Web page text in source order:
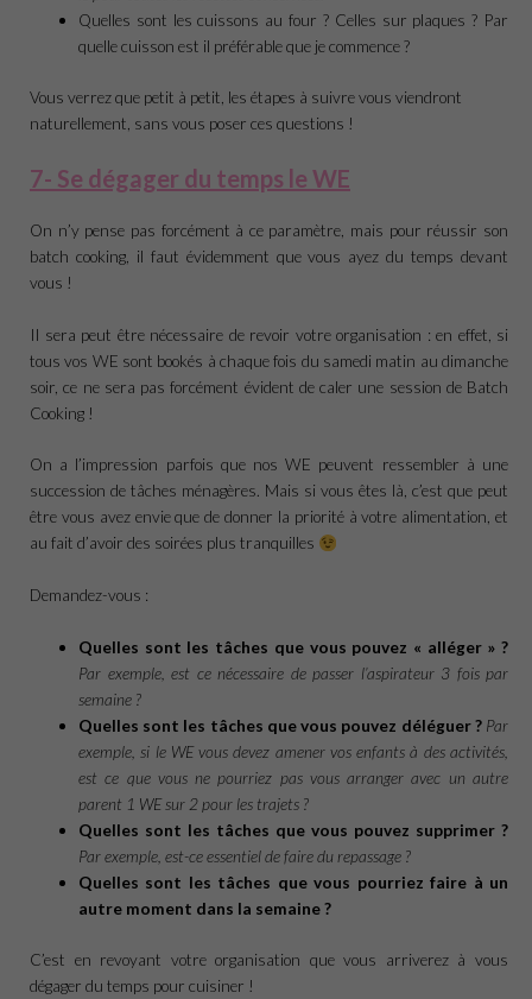
Quelles sont les cuissons au four ? Celles sur plaques ? Par
quelle cuisson est il préférable que je commence ?
Vous verrez que petit à petit, les étapes à suivre vous viendront
naturellement, sans vous poser ces questions !
7- Se dégager du temps le WE
On n’y pense pas forcément à ce paramètre, mais pour réussir son
batch cooking, il faut évidemment que vous ayez du temps devant
vous !
Il sera peut être nécessaire de revoir votre organisation : en effet, si
tous vos WE sont bookés à chaque fois du samedi matin au dimanche
soir, ce ne sera pas forcément évident de caler une session de Batch
Cooking !
On a l’impression parfois que nos WE peuvent ressembler à une
succession de tâches ménagères. Mais si vous êtes là, c’est que peut
être vous avez envie que de donner la priorité à votre alimentation, et
au fait d’avoir des soirées plus tranquilles
Demandez-vous :
Quelles sont les tâches que vous pouvez « alléger » ?
Par exemple, est ce nécessaire de passer l’aspirateur 3 fois par
semaine ?
Quelles sont les tâches que vous pouvez déléguer ? Par
exemple, si le WE vous devez amener vos enfants à des activités,
est ce que vous ne pourriez pas vous arranger avec un autre
parent 1 WE sur 2 pour les trajets ?
Quelles sont les tâches que vous pouvez supprimer ?
Par exemple, est-ce essentiel de faire du repassage ?
Quelles sont les tâches que vous pourriez faire à un
autre moment dans la semaine ?
C’est en revoyant votre organisation que vous arriverez à vous
dégager du temps pour cuisiner !